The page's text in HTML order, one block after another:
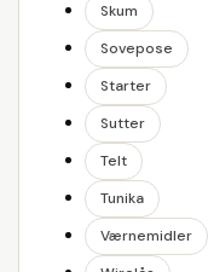
Skum
Sovepose
Starter
Sutter
Telt
Tunika
Værnemidler